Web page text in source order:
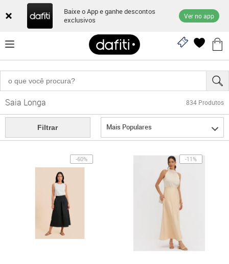
Baixe o App e ganhe descontos
exclusivos
Ver no app
Saia Longa 834 Produtos
Filtrar Mais Populares
-60% -11%